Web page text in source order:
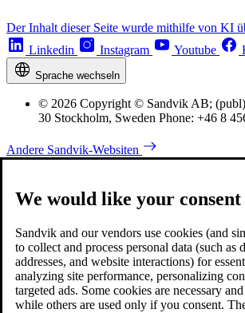
Der Inhalt dieser Seite wurde mithilfe von KI
Linkedin
Instagram Youtube
Sprache wechseln
© 2026 Copyright © Sandvik AB;
30 Stockholm, Sweden Phone: +46 8
Andere Sandvik-Websiten
We would like your consent
Sandvik and our vendors use cookies (and
to collect and process personal data (such as
addresses, and website interactions) for
analyzing site performance, personalizing
targeted ads. Some cookies are necessary
while others are used only if you consent.